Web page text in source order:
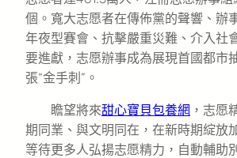
個。寬大志愿者在傳佈黨的聲響、辦
年夜型賽會、抗擊嚴重災難、介入社
要進獻，志愿辦事成為展現首國都市
張“金手刺”。
瞻望將來甜心寶貝包養網 ，志愿
期同業、與文明同在，在新時期綻放
等待更多人弘揚志愿精力，自動輔助